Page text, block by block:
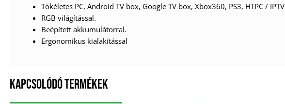
Tökéletes PC, Android TV box, Google TV box, Xbox360, PS3, HTPC / IPTV
RGB világítással.
Beépített akkumulátorral.
Ergonomikus kialakítással
KAPCSOLÓDÓ TERMÉKEK